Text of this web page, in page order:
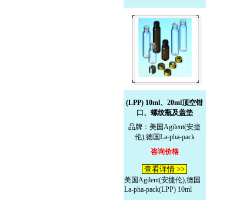
(LPP) 10ml、20ml顶空钳
口、螺纹瓶及盖垫
品牌：美国Agilent(安捷
伦),德国La-pha-pack
咨询价格
查看详情 >>
美国Agilent(安捷伦),德国
La-pha-pack(LPP) 10ml